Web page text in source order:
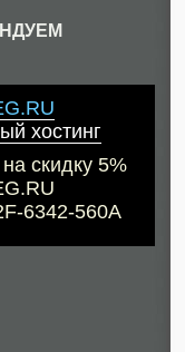
хостинг
скидку 5%
6342-560A